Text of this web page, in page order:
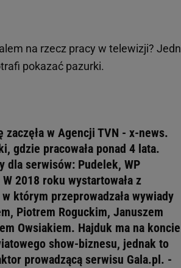
na rzecz pracy w telewizji?
pokazać pazurki.
w Agencji TVN - x-news.
gdzie pracowała ponad 4 lata.
dla serwisów: Pudelek, WP
2018 roku wystartowała z
którym przeprowadzała wywiady
Piotrem Roguckim, Januszem
Owsiakiem. Hajduk ma na koncie
show-biznesu, jednak to
prowadzącą serwisu Gala.pl. -